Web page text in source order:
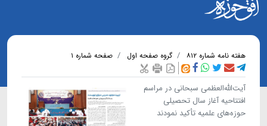
هفته نامه شماره ۸۱۲ گروه صفحه اول صفحه شماره ۱
آیت‌الله‌العظمی سبحانی در مراسم
افتتاحیه آغاز سال تحصیلی
حوزه‌های علمیه تأکید نمودند